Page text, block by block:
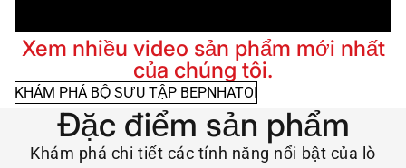
Xem nhiều video sản phẩm mới nhất
của chúng tôi.
KHÁM PHÁ BỘ SƯU TẬP BEPNHATOI
Đặc điểm sản phẩm
Khám phá chi tiết các tính năng nổi bật của lò